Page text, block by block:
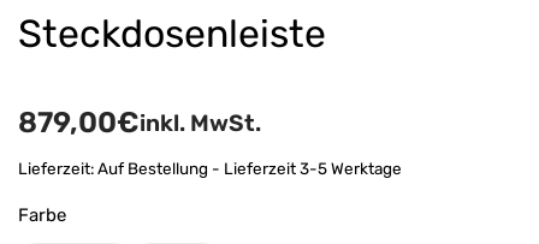
Steckdosenleiste
879,00€inkl. MwSt.
Lieferzeit:Auf Bestellung - Lieferzeit 3-5 Werktage
Farbe